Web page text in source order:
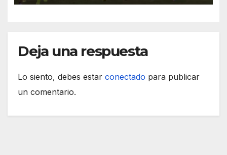
Deja una respuesta
Lo siento, debes estar conectado para publicar
un comentario.